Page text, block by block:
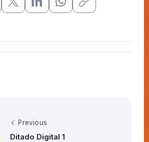
Previous
Ditado Digital 1